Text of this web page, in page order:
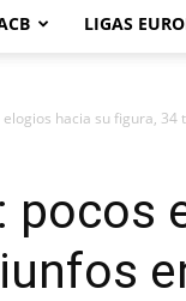
LIGAS
elogios hacia su figura,
pocos